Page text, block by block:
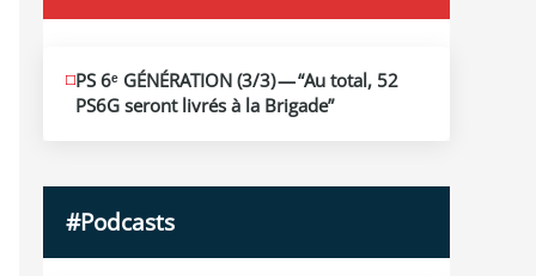
JUIN
19
2026
PS 6ᵉ GÉNÉRATION (3/​3) — “Au total, 52
PS6G seront livrés à la Brigade”
#Podcasts